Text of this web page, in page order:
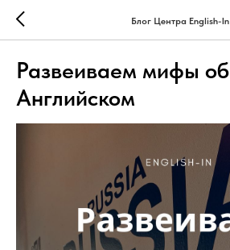
Блог Центра English-In
Развеиваем мифы об
Английском